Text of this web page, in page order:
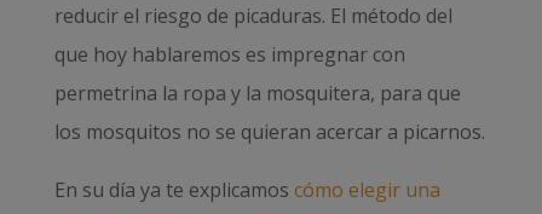
reducir el riesgo de picaduras. El método del
que hoy hablaremos es impregnar con
permetrina la ropa y la mosquitera, para que
los mosquitos no se quieran acercar a picarnos.
En su día ya te explicamos cómo elegir una